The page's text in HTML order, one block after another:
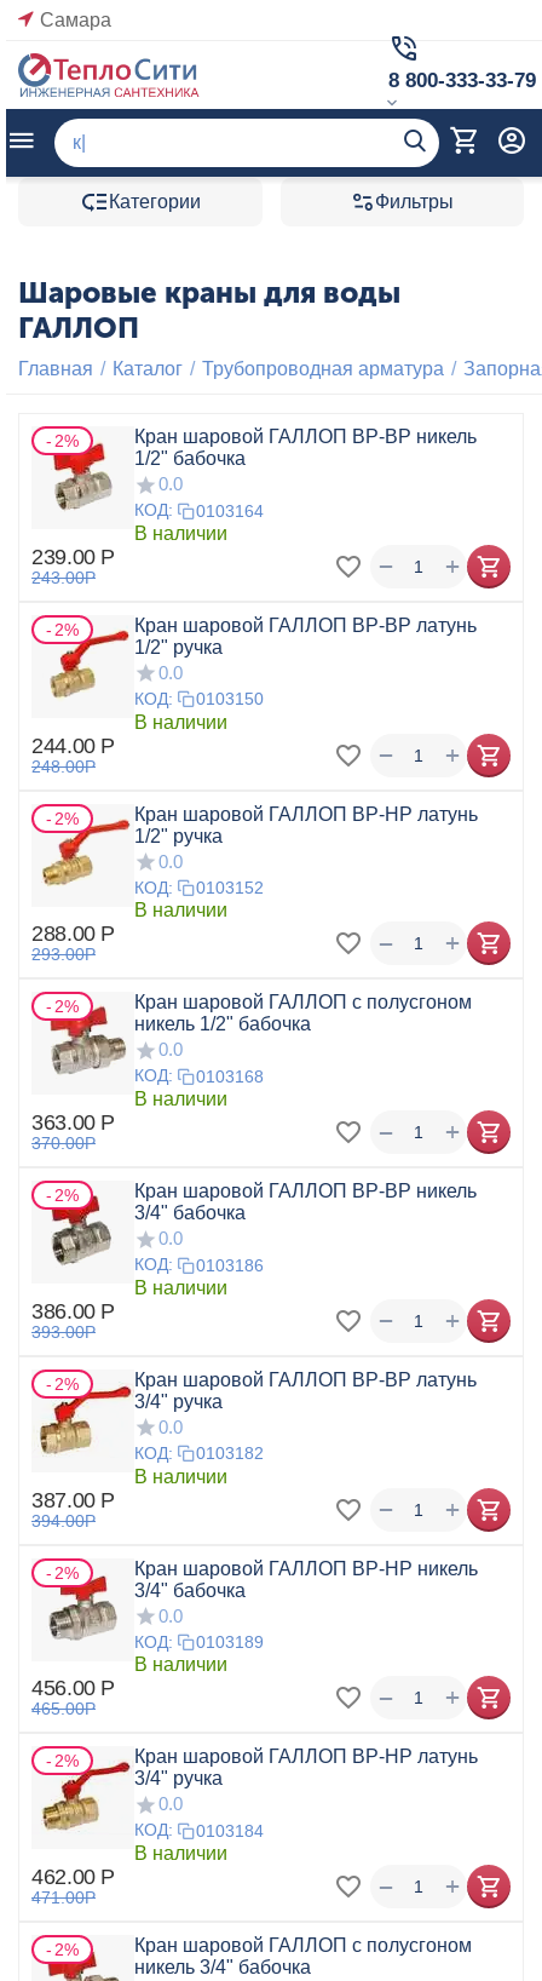
Самара
8 800-333-33-79
Категории Фильтры
Шаровые краны для воды
ГАЛЛОП
Главная / Каталог / Трубопроводная арматура /
2%
Кран шаровой ГАЛЛОП ВР-ВР никель
1/2" бабочка
0.0
КОД: 0103164
В наличии
239.00 Р
243.00Р +
−
2%
Кран шаровой ГАЛЛОП ВР-ВР латунь
1/2" ручка
0.0
КОД: 0103150
В наличии
244.00 Р
248.00Р +
−
2%
Кран шаровой ГАЛЛОП ВР-НР латунь
1/2" ручка
0.0
КОД: 0103152
В наличии
288.00 Р
293.00Р +
−
2%
Кран шаровой ГАЛЛОП с полусгоном
никель 1/2" бабочка
0.0
КОД: 0103168
В наличии
363.00 Р
370.00Р +
−
2%
Кран шаровой ГАЛЛОП ВР-ВР никель
3/4" бабочка
0.0
КОД: 0103186
В наличии
386.00 Р
393.00Р +
−
2%
Кран шаровой ГАЛЛОП ВР-ВР латунь
3/4" ручка
0.0
КОД: 0103182
В наличии
387.00 Р
394.00Р +
−
2%
Кран шаровой ГАЛЛОП ВР-НР никель
3/4" бабочка
0.0
КОД: 0103189
В наличии
456.00 Р
465.00Р +
−
2%
Кран шаровой ГАЛЛОП ВР-НР латунь
3/4" ручка
0.0
КОД: 0103184
В наличии
462.00 Р
471.00Р +
−
2%
Кран шаровой ГАЛЛОП с полусгоном
никель 3/4" бабочка